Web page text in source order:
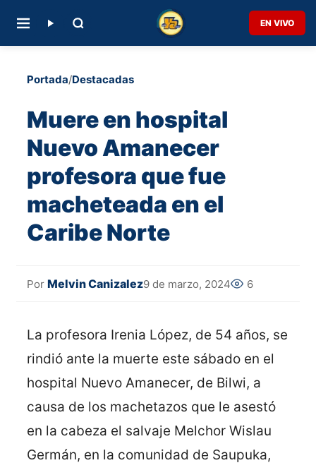
EN VIVO
Portada/Destacadas
Muere en hospital
Nuevo Amanecer
profesora que fue
macheteada en el
Caribe Norte
Por Melvin Canizalez9 de marzo, 2024 6
La profesora Irenia López, de 54 años, se
rindió ante la muerte este sábado en el
hospital Nuevo Amanecer, de Bilwi, a
causa de los machetazos que le asestó
en la cabeza el salvaje Melchor Wislau
Germán, en la comunidad de Saupuka,